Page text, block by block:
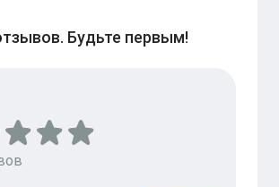
Будьте первым!